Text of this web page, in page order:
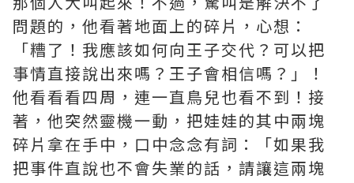
問題的，他看著地面上的碎片，心想：
「糟了！我應該如何向王子交代？可以把
事情直接說出來嗎？王子會相信嗎？」！
他看看看四周，連一直鳥兒也看不到！接
著，他突然靈機一動，把娃娃的其中兩塊
碎片拿在手中，口中念念有詞：「如果我
把事件直說也不會失業的話，請讓這兩塊